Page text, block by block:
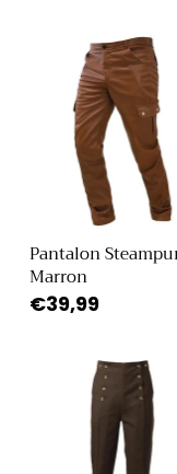
Pantalon
Marron
Prix
€39,99